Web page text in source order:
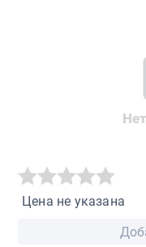
Цена не указана